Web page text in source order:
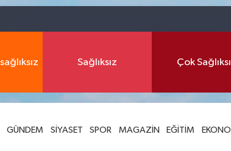
Sağlıksız Çok
GÜNDEM SİYASET SPOR MAGAZİN EĞİTİM